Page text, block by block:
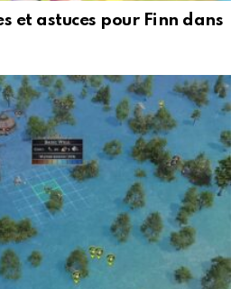
et astuces pour Finn dans